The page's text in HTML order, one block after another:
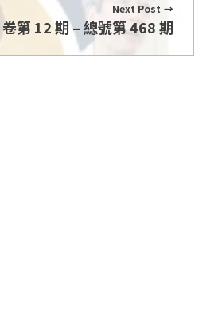
Next Post
第 12 期 – 總號第 468 期